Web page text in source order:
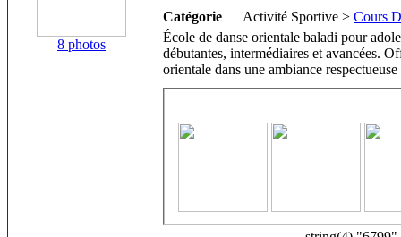
8 photos
Catégorie Activité Sportive > Cours
École de danse orientale baladi pour
débutantes, intermédiaires et avancées.
orientale dans une ambiance